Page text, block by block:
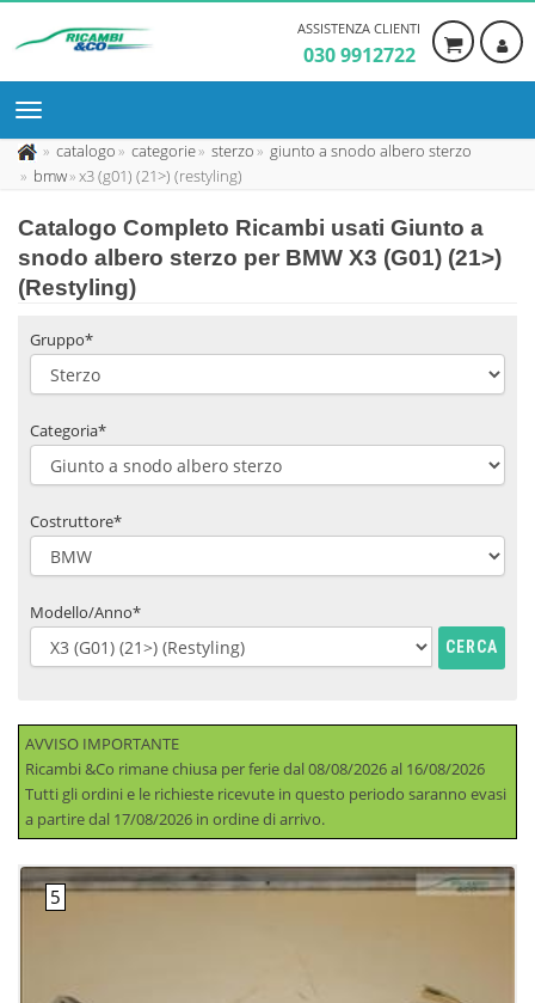
ASSISTENZA CLIENTI
030 9912722
catalogo categorie sterzo
giunto a snodo albero sterzo
bmw x3 (g01) (21>) (restyling)
Catalogo Completo Ricambi usati Giunto a
snodo albero sterzo per BMW X3 (G01) (21>)
(Restyling)
Gruppo*
Categoria*
Costruttore*
Modello/Anno*
CERCA
AVVISO IMPORTANTE
Ricambi &Co rimane chiusa per ferie dal 08/08/2026 al 16/08/2026
Tutti gli ordini e le richieste ricevute in questo periodo saranno evasi
a partire dal 17/08/2026 in ordine di arrivo.